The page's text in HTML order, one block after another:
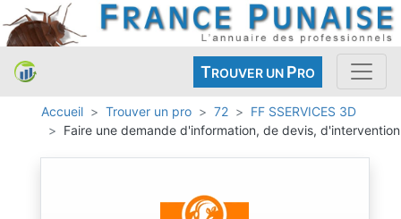
TROUVER UN PRO
Accueil Trouver un pro 72
FF SSERVICES 3D
Faire une demande d'information, de devis, d'intervention